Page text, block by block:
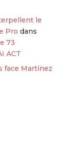
le
Pro dans
73
ACT
face Martinez